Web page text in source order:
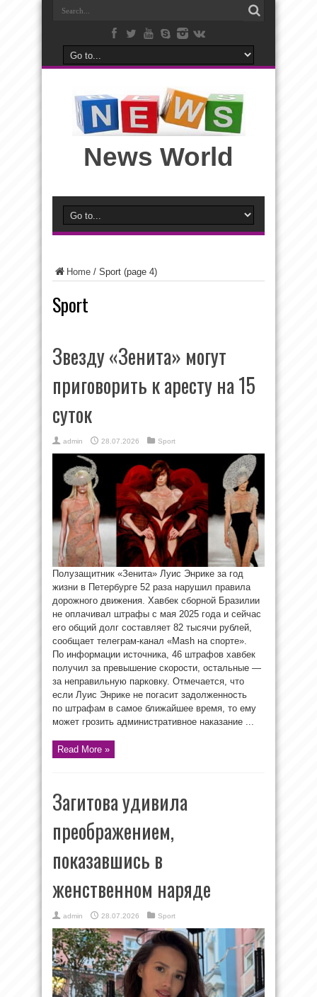
News World
Home / Sport (page 4)
Sport
Звезду «Зенита» могут
приговорить к аресту на 15
суток
admin 28.07.2026 Sport
Полузащитник «Зенита» Луис Энрике за год
жизни в Петербурге 52 раза нарушил правила
дорожного движения. Хавбек сборной Бразилии
не оплачивал штрафы с мая 2025 года и сейчас
его общий долг составляет 82 тысячи рублей,
сообщает телеграм-канал «Mash на спорте».
По информации источника, 46 штрафов хавбек
получил за превышение скорости, остальные —
за неправильную парковку. Отмечается, что
если Луис Энрике не погасит задолженность
по штрафам в самое ближайшее время, то ему
может грозить административное наказание ...
Read More »
Загитова удивила
преображением,
показавшись в
женственном наряде
admin 28.07.2026 Sport